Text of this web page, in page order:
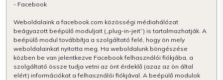
- Facebook
Weboldalaink a facebook.com közösségi médiahálózat
beágyazott beépülő moduljait („plug-in-jeit”) is tartalmazhatják. A
beépülő modul továbbítja a szolgáltató felé, hogy ön mely
weboldalainkat nyitotta meg. Ha weboldalunk böngészése
közben be van jelentkezve Facebook felhasználói fiókjába, a
szolgáltató össze tudja vetni az önt érdeklő (azaz az ön által
elért) információkat a felhasználói fiókjával. A beépülő modulok